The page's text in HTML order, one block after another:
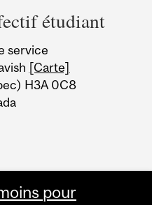
étudiant
service
[Carte]
H3A 0C8
pour